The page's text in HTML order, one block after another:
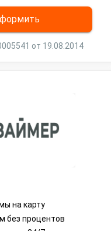
от 19.08.2014
на карту
без процентов